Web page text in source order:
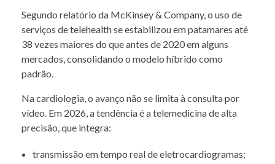
Segundo relatório da McKinsey & Company, o uso de
serviços de telehealth se estabilizou em patamares até
38 vezes maiores do que antes de 2020 em alguns
mercados, consolidando o modelo híbrido como
padrão.
Na cardiologia, o avanço não se limita à consulta por
vídeo. Em 2026, a tendência é a telemedicina de alta
precisão, que integra:
transmissão em tempo real de eletrocardiogramas;